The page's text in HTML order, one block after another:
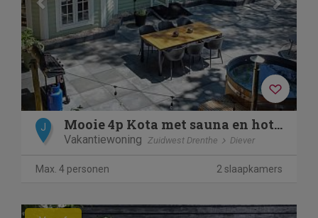
J Mooie 4p Kota met sauna en hottub
Vakantiewoning Zuidwest Drenthe Diever
Max. 4 personen 2 slaapkamers